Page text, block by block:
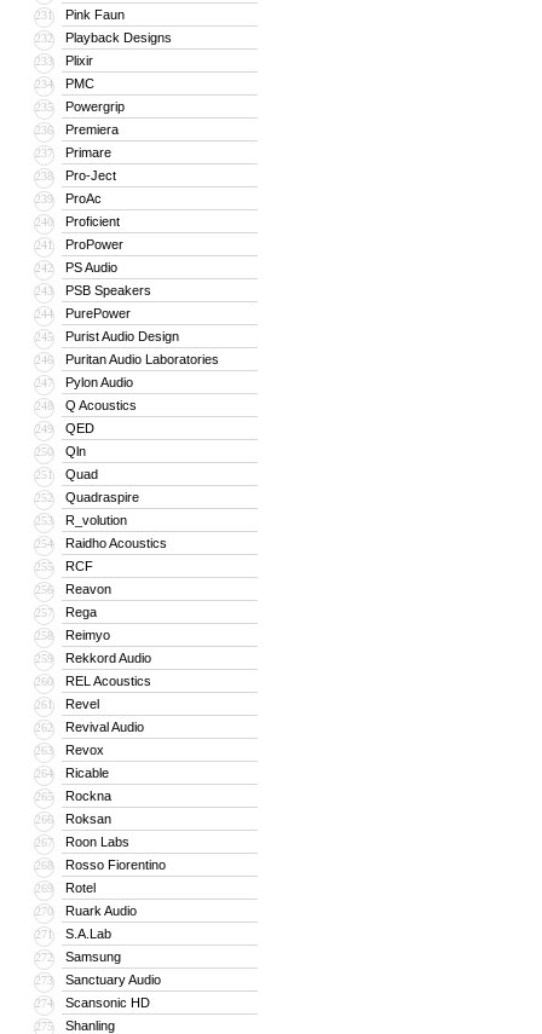
231 Pink Faun
232 Playback Designs
233 Plixir
234 PMC
235 Powergrip
236 Premiera
237 Primare
238 Pro-Ject
239 ProAc
240 Proficient
241 ProPower
242 PS Audio
243 PSB Speakers
244 PurePower
245 Purist Audio Design
246 Puritan Audio Laboratories
247 Pylon Audio
248 Q Acoustics
249 QED
250 Qln
251 Quad
252 Quadraspire
253 R_volution
254 Raidho Acoustics
255 RCF
256 Reavon
257 Rega
258 Reimyo
259 Rekkord Audio
260 REL Acoustics
261 Revel
262 Revival Audio
263 Revox
264 Ricable
265 Rockna
266 Roksan
267 Roon Labs
268 Rosso Fiorentino
269 Rotel
270 Ruark Audio
271 S.A.Lab
272 Samsung
273 Sanctuary Audio
274 Scansonic HD
275 Shanling